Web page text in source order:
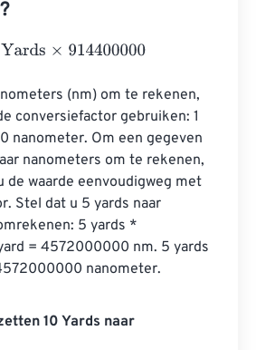
×914400000
(nm) om te rekenen,
conversiefactor gebruiken: 1
nanometer. Om een ​​gegeven
nanometers om te rekenen,
de waarde eenvoudigweg met
Stel dat u 5 yards naar
5 yards *
= 4572000000 nm. 5 yards
nanometer.
10 Yards naar